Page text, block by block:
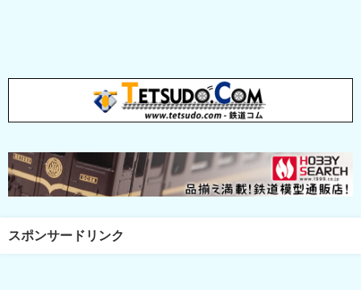
スポンサードリンク